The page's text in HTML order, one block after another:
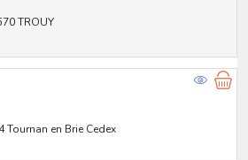
TROUY
en Brie Cedex